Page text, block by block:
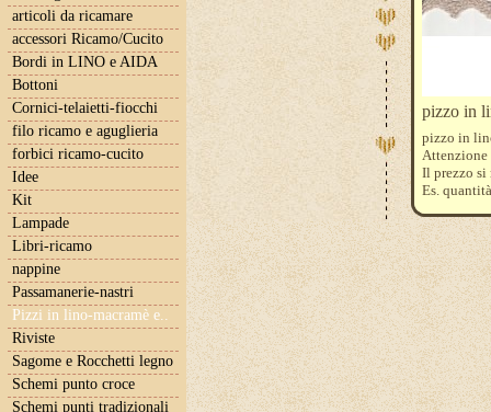
articoli da ricamare
accessori Ricamo/Cucito
Bordi in LINO e AIDA
Bottoni
Cornici-telaietti-fiocchi
filo ricamo e aguglieria
forbici ricamo-cucito
Idee
Kit
Lampade
Libri-ricamo
nappine
Passamanerie-nastri
Pizzi in lino-macramè e..
Riviste
Sagome e Rocchetti legno
Schemi punto croce
Schemi punti tradizionali
pizzo in
pizzo in
Attenzione
Il prezzo si
Es.